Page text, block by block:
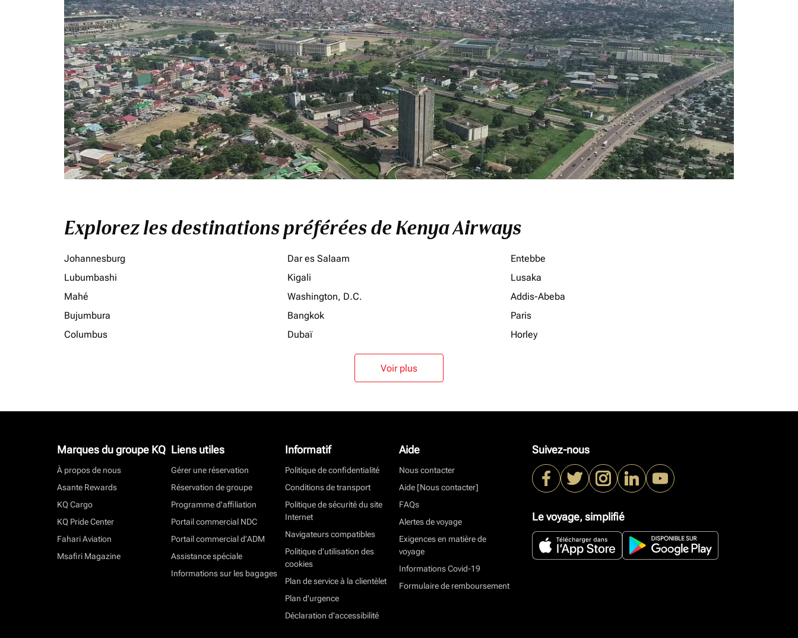
Explorez les destinations préférées de Kenya Airways
Johannesburg Dar es Salaam
Entebbe
Lubumbashi
Kigali
Lusaka
Mahé
Washington, D.C.
Addis-Abeba
Bujumbura
Bangkok
Paris
Columbus
Dubaï Horley
Voir plus
Marques du groupe KQ
À propos de nous
Asante Rewards
KQ Cargo
KQ Pride Center
Fahari Aviation
Msafiri Magazine
Liens utiles
Gérer une réservation
Réservation de groupe
Programme d'affiliation
Portail commercial NDC
Portail commercial d’ADM
Assistance spéciale
Informations sur les bagages
Informatif
Politique de confidentialité
Conditions de transport
Politique de sécurité du site
Internet
Navigateurs compatibles
Politique d’utilisation des
cookies
Plan de service à la clientèlet
Plan d'urgence
Déclaration d’accessibilité
Aide
Nous contacter
Aide [Nous contacter]
FAQs
Alertes de voyage
Exigences en matière de
voyage
Informations Covid-19
Formulaire de remboursement
Suivez-nous
Le voyage, simplifié